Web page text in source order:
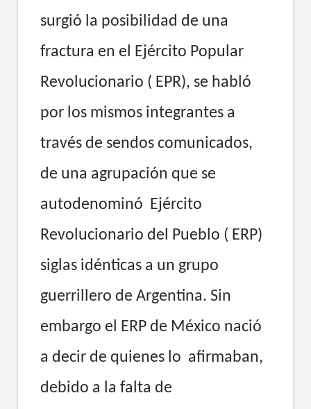
surgió la posibilidad de una
fractura en el Ejército Popular
Revolucionario ( EPR), se habló
por los mismos integrantes a
través de sendos comunicados,
de una agrupación que se
autodenominó Ejército
Revolucionario del Pueblo ( ERP)
siglas idénticas a un grupo
guerrillero de Argentina. Sin
embargo el ERP de México nació
a decir de quienes lo afirmaban,
debido a la falta de